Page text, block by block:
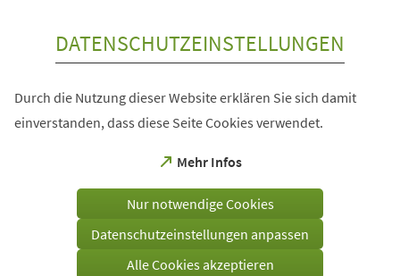
DATENSCHUTZEINSTELLUNGEN
Durch die Nutzung dieser Website erklären Sie sich damit
einverstanden, dass diese Seite Cookies verwendet.
Mehr Infos
(Öffnet
einem
Tab)
Nur notwendige Cookies
Datenschutzeinstellungen anpassen
Alle Cookies akzeptieren